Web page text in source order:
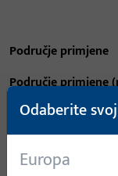
Područje primjene
Područje primjene
Sustav primjene
Odaberite
Europa